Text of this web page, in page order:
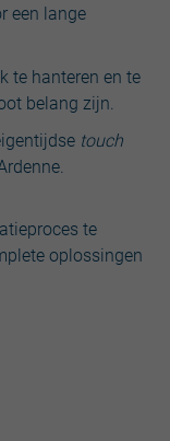
een lange
te hanteren en te
belang zijn.
touch
te
oplossingen